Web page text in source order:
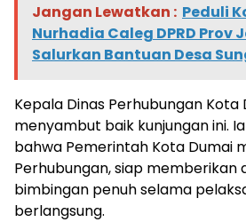
Jangan Lewatkan : Peduli
Nurhadia Caleg DPRD Prov
Salurkan Bantuan Desa
Kepala Dinas Perhubungan Kota
menyambut baik kunjungan ini.
bahwa Pemerintah Kota Dumai
Perhubungan, siap memberikan
bimbingan penuh selama
berlangsung.